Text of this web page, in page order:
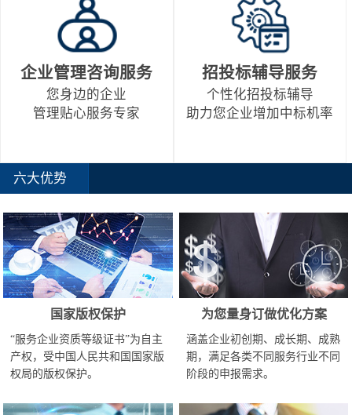
企业管理咨询服务
您身边的企业
管理贴心服务专家
招投标辅导服务
个性化招投标辅导
助力您企业增加中标机率
六大优势
国家版权保护
“服务企业资质等级证书”为自主
产权，受中国人民共和国国家版
权局的版权保护。
为您量身订做优化方案
涵盖企业初创期、成长期、成熟
期，满足各类不同服务行业不同
阶段的申报需求。